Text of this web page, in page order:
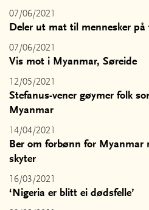
07/06/2021
Deler ut mat til mennesker
07/06/2021
Vis mot i Myanmar, Søreide
12/05/2021
Stefanus-vener gøymer folk
Myanmar
14/04/2021
Ber om forbønn for Myanmar
skyter
16/03/2021
‘Nigeria er blitt ei dødsfelle’